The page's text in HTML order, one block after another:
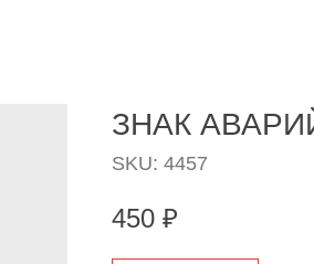
ЗНАК
SKU: 4457
450 ₽